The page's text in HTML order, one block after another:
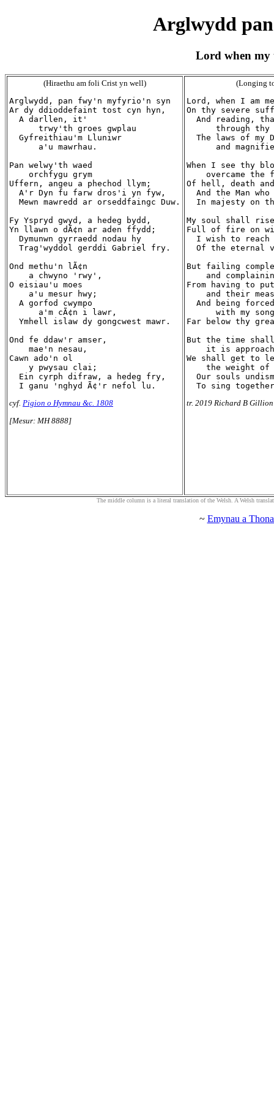
Arglwydd
Lord when my
(Hiraethu am foli Crist yn well)
Arglwydd, pan fwy'n myfyrio'n syn
Ar dy ddioddefaint tost cyn hyn,
  A darllen, it'
      trwy'th groes gwplau
  Gyfreithiau'm Lluniwr
      a'u mawrhau.
Pan welwy'th waed
    orchfygu grym
Uffern, angeu a phechod llym;
  A'r Dyn fu farw dros'i yn fyw,
  Mewn mawredd ar orseddfaingc Duw.
Fy Yspryd gwyd, a hedeg bydd,
Yn llawn o dÃ¢n ar aden ffydd;
  Dymunwn gyrraedd nodau hy
  Trag'wyddol gerddi Gabriel fry.
Ond methu'n lÃ¢n
    a chwyno 'rwy',
O eisiau'u moes
    a'u mesur hwy;
  A gorfod cwympo
      a'm cÃ¢n i lawr,
  Ymhell islaw dy gongcwest mawr.
Ond fe ddaw'r amser,
    mae'n nesau,
Cawn ado'n ol
    y pwysau clai;
  Ein cyrph difraw, a hedeg fry,
cyf. Pigion o Hymnau &c. 1808
[Mesur: MH 8888]
(Longing
Lord, when I am
On thy severe
And reading,
through thy
The laws of my
and
When I see thy
overcame the
Of hell, death
And the Man who
In majesty on
My soul shall
Full of fire on
I wish to reach
Of the eternal
But failing
and
From having to
and their
And being
with my
Far below thy
But the time shall
it is
We shall get to
the weight of
Our souls
tr. 2019 Richard B Gillion
The middle column is a literal translation of the Welsh. A Welsh
~ Emynau a